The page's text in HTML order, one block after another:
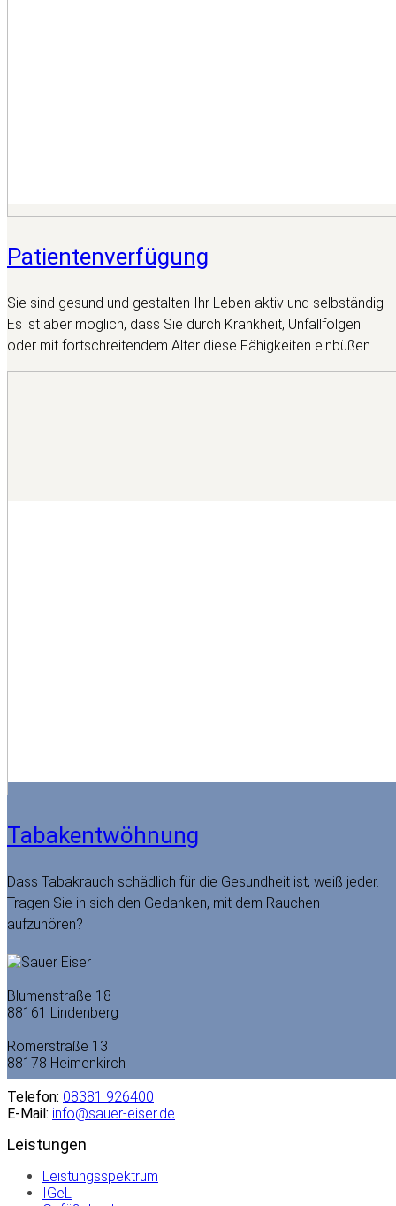
Patientenverfügung
Sie sind gesund und gestalten Ihr Leben aktiv und selbständig.
Es ist aber möglich, dass Sie durch Krankheit, Unfallfolgen
oder mit fortschreitendem Alter diese Fähigkeiten einbüßen.
Tabakentwöhnung
Dass Tabakrauch schädlich für die Gesundheit ist, weiß jeder.
Tragen Sie in sich den Gedanken, mit dem Rauchen
aufzuhören?
Blumenstraße 18
88161 Lindenberg
Römerstraße 13
88178 Heimenkirch
Telefon: 08381 926400
E-Mail: info@sauer-eiser.de
Leistungen
Leistungsspektrum
IGeL